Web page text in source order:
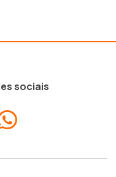
sociais